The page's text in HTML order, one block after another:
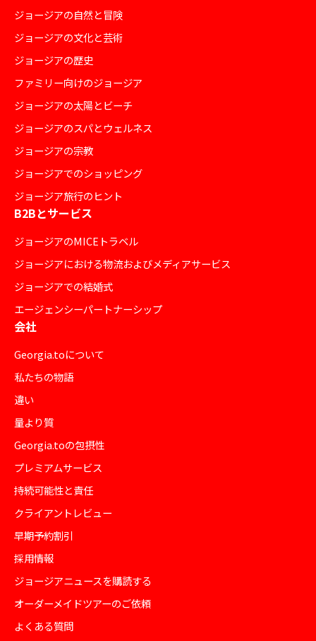
ジョージアの自然と冒険
ジョージアの文化と芸術
ジョージアの歴史
ファミリー向けのジョージア
ジョージアの太陽とビーチ
ジョージアのスパとウェルネス
ジョージアの宗教
ジョージアでのショッピング
ジョージア旅行のヒント
B2Bとサービス
ジョージアのMICEトラベル
ジョージアにおける物流およびメディアサービス
ジョージアでの結婚式
エージェンシーパートナーシップ
会社
Georgia.toについて
私たちの物語
違い
量より質
Georgia.toの包摂性
プレミアムサービス
持続可能性と責任
クライアントレビュー
早期予約割引
採用情報
ジョージアニュースを購読する
オーダーメイドツアーのご依頼
よくある質問